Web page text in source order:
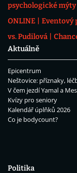
psychologické mýty
ONLINE
Eventový
vs. Pudilová
Aktuálně
Epicentrum
Neštovice: příznaky,
V čem jezdí Yamal a
Kvízy pro seniory
Kalendář úplňků 2026
Co je bodycount?
Politika